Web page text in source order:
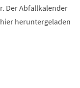
Der Abfallkalender
heruntergeladen